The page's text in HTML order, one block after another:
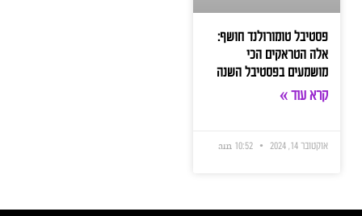
פסטיבל טומורולנד חושף:
אלה הטראקים הכי
מושמעים בפסטיבל השנה
קרא עוד »
אוקטובר 14, 2024